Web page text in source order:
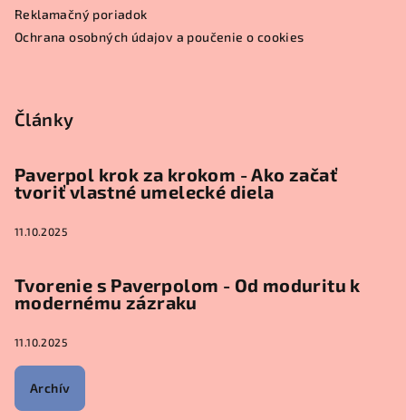
Reklamačný poriadok
Ochrana osobných údajov a poučenie o cookies
Články
Paverpol krok za krokom - Ako začať
tvoriť vlastné umelecké diela
11.10.2025
Tvorenie s Paverpolom - Od moduritu k
modernému zázraku
11.10.2025
Archív